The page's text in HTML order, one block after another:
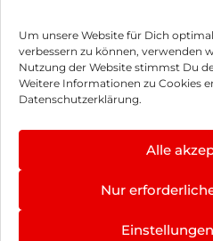
Um unsere Website für Dich
verbessern zu können, verwenden
Nutzung der Website stimmst Du
Weitere Informationen zu Cookies
Datenschutzerklärung.
Alle
Nur
Impressum
Hinweis zur Batterieentsorgung